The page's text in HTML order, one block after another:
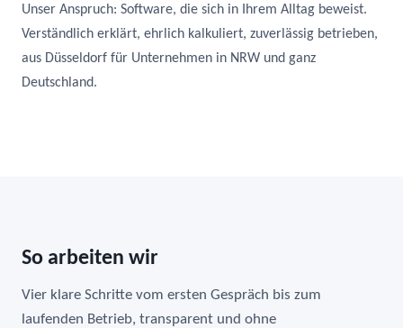
Unser Anspruch: Software, die sich in Ihrem Alltag beweist.
Verständlich erklärt, ehrlich kalkuliert, zuverlässig betrieben,
aus Düsseldorf für Unternehmen in NRW und ganz
Deutschland.
So arbeiten wir
Vier klare Schritte vom ersten Gespräch bis zum
laufenden Betrieb, transparent und ohne